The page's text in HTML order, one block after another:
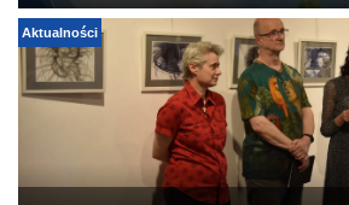
Aktualności